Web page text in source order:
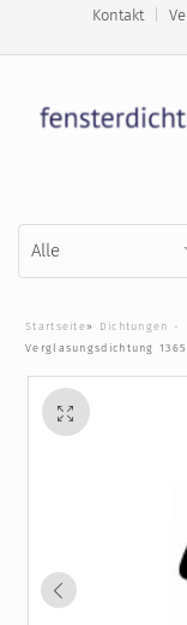
Kontakt
Startseite» Dichtungen -
Verglasungsdichtung 1365